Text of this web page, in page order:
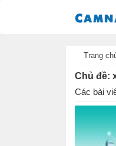
Trang
Chủ đề:
Các bài